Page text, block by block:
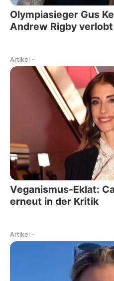
Olympiasieger Gus
Andrew Rigby verlobt
Artikel -
Veganismus-Eklat:
erneut in der Kritik
Artikel -